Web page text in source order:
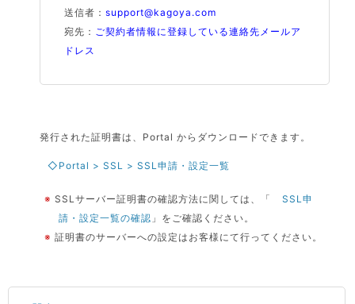
送信者：support@kagoya.com
宛先： ご契約者情報に登録している連絡先メールア
ドレス
発行された証明書は、Portal からダウンロードできます。
◇Portal > SSL > SSL申請・設定一覧
※ SSLサーバー証明書の確認方法に関しては、「
SSL申
請・設定一覧の確認 」をご確認ください。
※証明書のサーバーへの設定はお客様にて行ってください。